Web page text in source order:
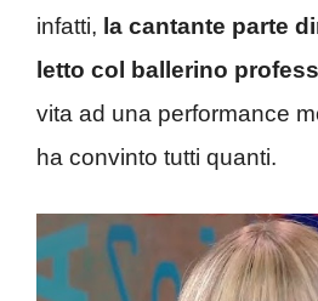
infatti, la cantante parte
letto col ballerino
vita ad una performance
ha convinto tutti quanti.